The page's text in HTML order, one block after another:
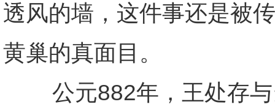
透风的墙，这件事还是被
黄巢的真面目。
公元882年，王处存与